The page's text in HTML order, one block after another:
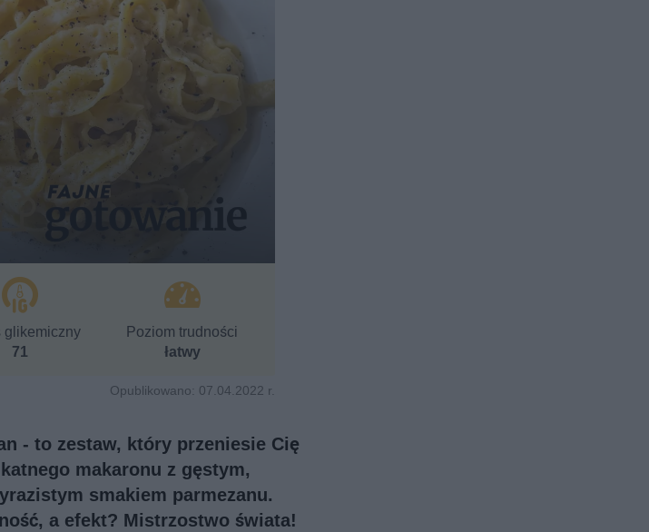
glikemiczny
71
Poziom trudności
łatwy
Opublikowano: 07.04.2022 r.
- to zestaw, który przeniesie Cię
makaronu z gęstym,
smakiem parmezanu.
a efekt? Mistrzostwo świata!